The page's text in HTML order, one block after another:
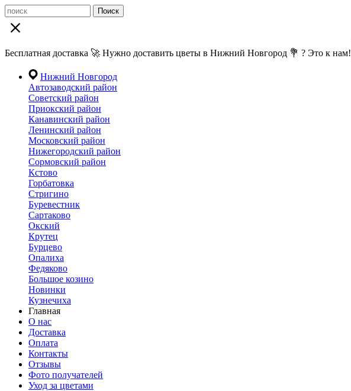
Поиск
Бесплатная доставка 🚀 Нужно доставить цветы в Нижний Новгород 💐 ? Это к нам!
Нижний Новгород
Автозаводский район
Советский район
Приокский район
Канавинский район
Ленинский район
Московский район
Нижегородский район
Сормовский район
Кстово
Горбатовка
Стригино
Буревестник
Сартаково
Окский
Крутец
Бурцево
Опалиха
Федяково
Большое козино
Новинки
Кузнечиха
Главная
О нас
Доставка
Оплата
Контакты
Отзывы
Фото получателей
Уход за цветами